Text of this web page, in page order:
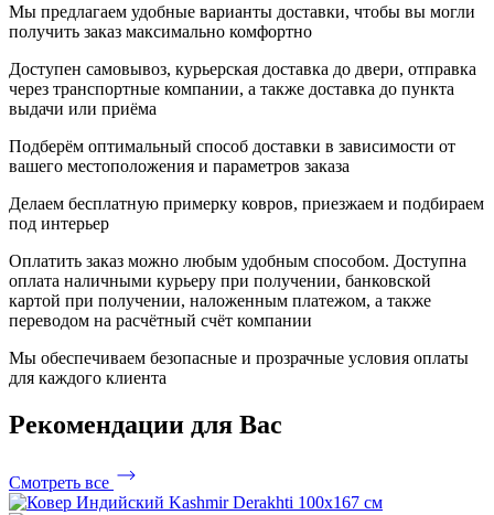
Мы предлагаем удобные варианты доставки, чтобы вы могли
получить заказ максимально комфортно
Доступен самовывоз, курьерская доставка до двери, отправка
через транспортные компании, а также доставка до пункта
выдачи или приёма
Подберём оптимальный способ доставки в зависимости от
вашего местоположения и параметров заказа
Делаем бесплатную примерку ковров, приезжаем и подбираем
под интерьер
Оплатить заказ можно любым удобным способом. Доступна
оплата наличными курьеру при получении, банковской
картой при получении, наложенным платежом, а также
переводом на расчётный счёт компании
Мы обеспечиваем безопасные и прозрачные условия оплаты
для каждого клиента
Рекомендации для Вас
Смотреть все